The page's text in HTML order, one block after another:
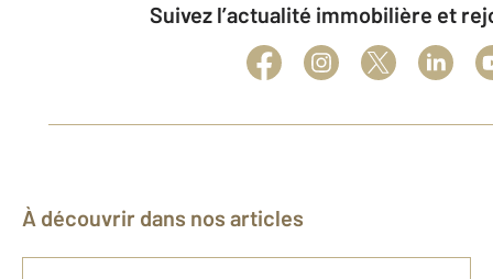
Suivez l’actualité immobilière et
À découvrir dans nos articles